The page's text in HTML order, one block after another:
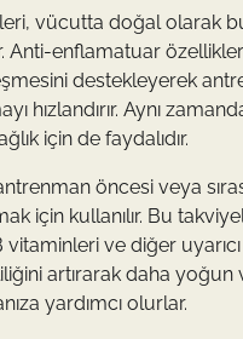
vücutta doğal olarak
Anti-enflamatuar
destekleyerek
hızlandırır. Aynı
için de faydalıdır.
öncesi veya
için kullanılır. Bu
vitaminleri ve diğer
artırarak daha yoğun
yardımcı olurlar.